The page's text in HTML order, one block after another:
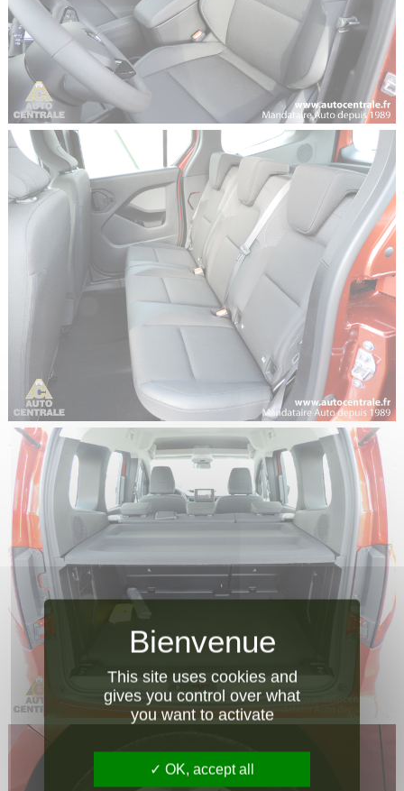
This site uses cookies and
gives you control over what
you want to activate
OK, accept all